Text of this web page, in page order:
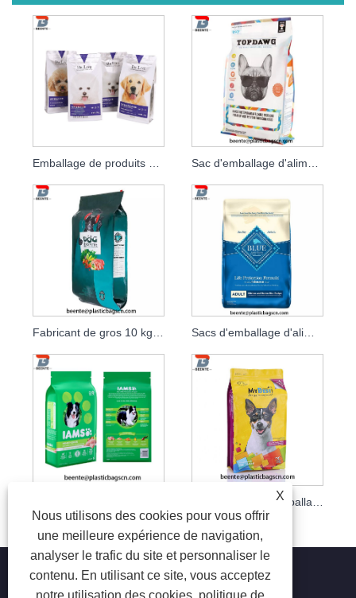
Emballage de produits pour animaux de compagnie et emballage de biscuits pour chiens Sac d'emballage d'aliments pour animaux de compagnie en aluminium laminé à glissière refermable
X
Nous utilisons des cookies pour vous offrir
une meilleure expérience de navigation,
analyser le trafic du site et personnaliser le
contenu. En utilisant ce site, vous acceptez
notre utilisation des cookies. politique de